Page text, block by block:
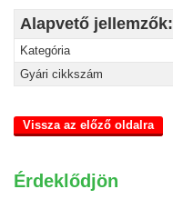
Alapvető jellemzők:
Kategória
Gyári cikkszám
Vissza az előző oldalra
Érdeklődjön